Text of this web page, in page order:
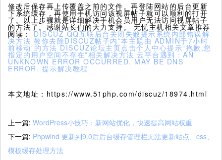
修改后保存再上传覆盖之前的文件。再登陆网站的后台更新
下系统缓存，再使用手机访问该视屏帖子就可以顺利的打开
了。以上步骤就是详细解决手机会员用户无法访问视屏帖子
的方法了。感谢站长们的大力支持。 无忧主机相关文章推荐
阅读：DISCUZ QQ互联后台关闭失败提示系统内部错误解
决方法 教你去除DISCUZ帖子内”本主题由 ADMIN于7小时
前移动”的方法 DISCUZ论坛主页点击个人中心提示“抱歉,您
指定的用户空间不存在”相关解决方法 云平台遇到：AN
UNKNOWN ERROR OCCURRED. MAY BE DNS
ERROR. 提示解决教程
本文地址：https://www.51php.com/discuz/18974.html
上一篇: WordPress小技巧：新网站优化，快速提高网站权重
下一篇: Phpwind 更新到9.0后后台缓存管理栏无法更新站点、css、
模板缓存处理方法